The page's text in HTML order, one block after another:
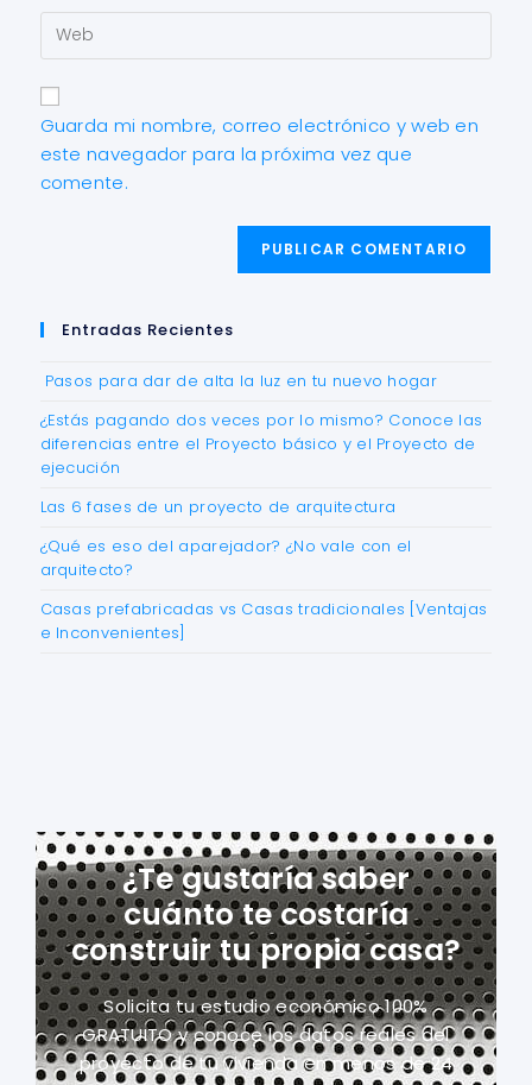
Guarda mi nombre, correo electrónico y web en
este navegador para la próxima vez que
comente.
Entradas Recientes
Pasos para dar de alta la luz en tu nuevo hogar
¿Estás pagando dos veces por lo mismo? Conoce las
diferencias entre el Proyecto básico y el Proyecto de
ejecución
Las 6 fases de un proyecto de arquitectura
¿Qué es eso del aparejador? ¿No vale con el
arquitecto?
Casas prefabricadas vs Casas tradicionales [Ventajas
e Inconvenientes]
¿Te gustaría saber
cuánto te costaría
construir tu propia casa?
Solicita tu estudio económico 100%
GRATUITO y conoce los datos reales del
proyectode tu vivienda en menos de 24